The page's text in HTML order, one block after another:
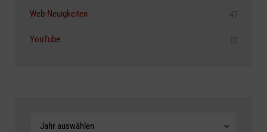
Web-Neuigkeiten 47
YouTube 12